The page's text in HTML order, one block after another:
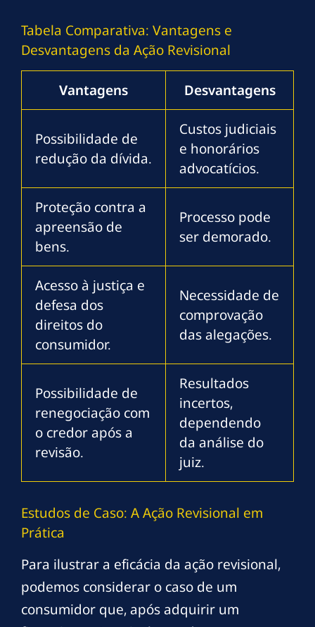
Tabela Comparativa: Vantagens e
Desvantagens da Ação Revisional
Vantagens Desvantagens
Possibilidade de
redução da dívida.
Custos judiciais
e honorários
advocatícios.
Proteção contra a
apreensão de
bens.
Processo pode
ser demorado.
Acesso à justiça e
defesa dos
direitos do
consumidor.
Necessidade de
comprovação
das alegações.
Possibilidade de
renegociação com
o credor após a
revisão.
Resultados
incertos,
dependendo
da análise do
juiz.
Estudos de Caso: A Ação Revisional em
Prática
Para ilustrar a eficácia da ação revisional,
podemos considerar o caso de um
consumidor que, após adquirir um